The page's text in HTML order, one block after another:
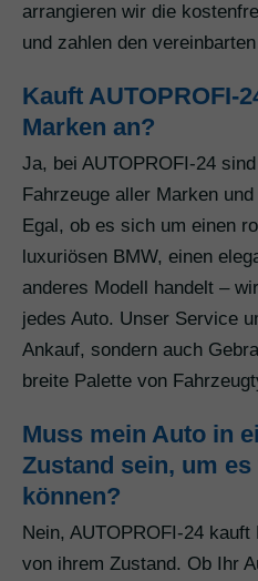
arrangieren wir die
und zahlen den
Kauft AUTOPROFI-
Marken an?
Ja, bei AUTOPROFI-24
Fahrzeuge aller Marken
Egal, ob es sich um einen
luxuriösen BMW, einen
anderes Modell handelt –
jedes Auto. Unser Service
Ankauf, sondern auch
breite Palette von
Muss mein Auto in
Zustand sein, um
können?
Nein, AUTOPROFI-24 kauft
von ihrem Zustand. Ob Ihr